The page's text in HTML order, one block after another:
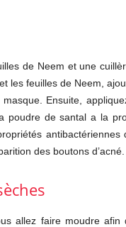
de Neem et une
les feuilles de Neem,
Ensuite,
poudre de santal a la
des boutons d’acné.
allez faire moudre afin